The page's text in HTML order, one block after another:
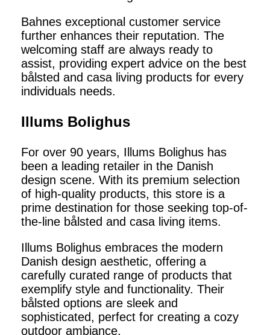
Bahnes exceptional customer service
further enhances their reputation. The
welcoming staff are always ready to
assist, providing expert advice on the best
bålsted and casa living products for every
individuals needs.
Illums Bolighus
For over 90 years, Illums Bolighus has
been a leading retailer in the Danish
design scene. With its premium selection
of high-quality products, this store is a
prime destination for those seeking top-of-
the-line bålsted and casa living items.
Illums Bolighus embraces the modern
Danish design aesthetic, offering a
carefully curated range of products that
exemplify style and functionality. Their
bålsted options are sleek and
sophisticated, perfect for creating a cozy
outdoor ambiance.